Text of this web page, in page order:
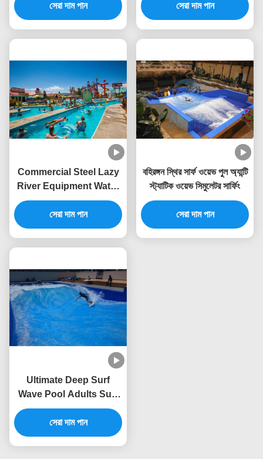
সেরা দাম পান
Artificial Surf Machine
for Sale
সেরা দাম পান
Commercial Steel Lazy
River Equipment Water
Park Artificial River
Customized
সেরা দাম পান
বহিরঙ্গন স্থির সার্ফ ওয়েভ পুল অ্যান্টি
স্ট্যাটিক ওয়েভ সিমুলেটর সার্ফিং
সেরা দাম পান
Ultimate Deep Surf
Wave Pool Adults Surf
Simulator Machine
Customized
সেরা দাম পান